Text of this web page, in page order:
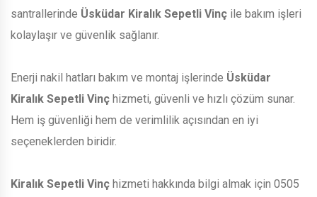
santrallerinde Üsküdar Kiralık Sepetli Vinç ile bakım işleri
kolaylaşır ve güvenlik sağlanır.
Enerji nakil hatları bakım ve montaj işlerinde Üsküdar
Kiralık Sepetli Vinç hizmeti, güvenli ve hızlı çözüm sunar.
Hem iş güvenliği hem de verimlilik açısından en iyi
seçeneklerden biridir.
Kiralık Sepetli Vinç hizmeti hakkında bilgi almak için 0505